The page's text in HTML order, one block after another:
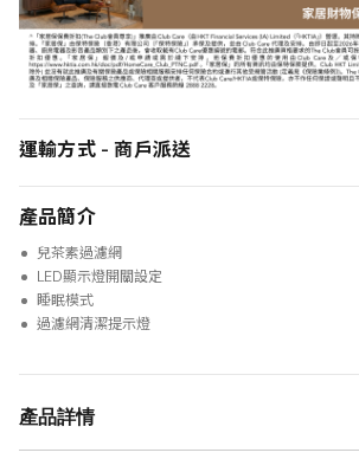
運輸方式 - 商戶派送
產品簡介
兒茶素過濾網
LED顯示燈開關設定
睡眠模式
過濾網清潔提示燈
產品詳情